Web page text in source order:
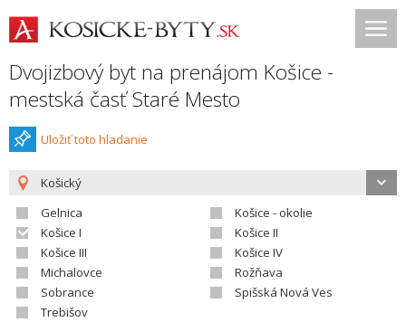
Dvojizbový byt na prenájom Košice -
mestská časť Staré Mesto
Uložiť toto hladanie
Košický
Gelnica
Košice - okolie
Košice I
Košice II
Košice III
Košice IV
Michalovce
Rožňava
Sobrance
Spišská Nová Ves
Trebišov